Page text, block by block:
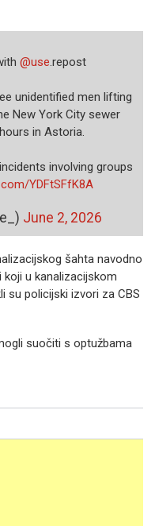
@use.repost
unidentified men lifting
New York City sewer
in Astoria.
involving groups
YDFtSFfK8A
June 2, 2026
šahta navodno
koji u kanalizacijskom
su policijski izvori za CBS
suočiti s optužbama